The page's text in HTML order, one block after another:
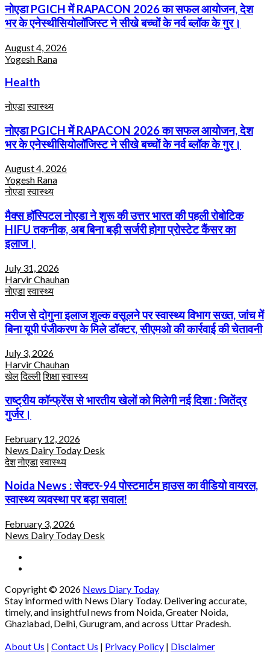
नोएडा PGICH में RAPACON 2026 का सफल आयोजन, देश
भर के एनेस्थीसियोलॉजिस्ट ने सीखे बच्चों के नर्व ब्लॉक के गुर।
August 4, 2026
Yogesh Rana
Health
नोएडास्वास्थ्य
नोएडा PGICH में RAPACON 2026 का सफल आयोजन, देश
भर के एनेस्थीसियोलॉजिस्ट ने सीखे बच्चों के नर्व ब्लॉक के गुर।
August 4, 2026
Yogesh Rana
नोएडास्वास्थ्य
मैक्स हॉस्पिटल नोएडा ने शुरू की उत्तर भारत की पहली रोबोटिक
HIFU तकनीक, अब बिना बड़ी सर्जरी होगा प्रोस्टेट कैंसर का
इलाज।
July 31, 2026
Harvir Chauhan
नोएडास्वास्थ्य
मरीज से दोगुना इलाज शुल्क वसूलने पर स्वास्थ्य विभाग सख्त, जांच में
बिना यूपी पंजीकरण के मिले डॉक्टर, सीएमओ की कार्रवाई की चेतावनी
July 3, 2026
Harvir Chauhan
खेलदिल्लीशिक्षास्वास्थ्य
राष्ट्रीय कॉन्फ्रेंस से भारतीय खेलों को मिलेगी नई दिशा : जितेंद्र
गुर्जर।
February 12, 2026
News Dairy Today Desk
देशनोएडास्वास्थ्य
Noida News : सेक्टर-94 पोस्टमार्टम हाउस का वीडियो वायरल,
स्वास्थ्य व्यवस्था पर बड़ा सवाल!
February 3, 2026
News Dairy Today Desk
Copyright © 2026 News Diary Today
Stay informed with News Diary Today. Delivering accurate,
timely, and insightful news from Noida, Greater Noida,
Ghaziabad, Delhi, Gurugram, and across Uttar Pradesh.
About Us | Contact Us | Privacy Policy | Disclaimer